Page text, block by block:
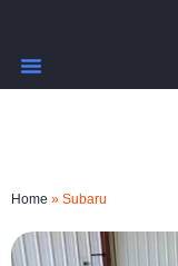
Home » Subaru